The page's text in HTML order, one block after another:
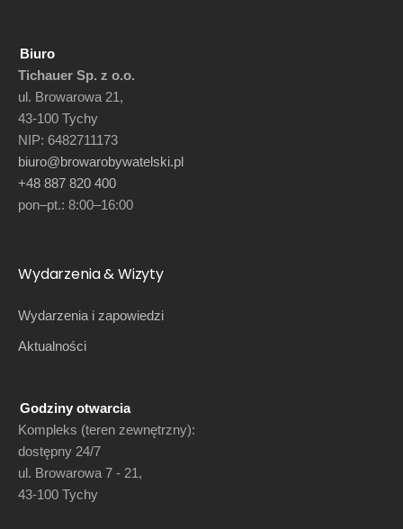
Biuro
Tichauer Sp. z o.o.
ul. Browarowa 21,
43-100 Tychy
NIP: 6482711173
biuro@browarobywatelski.pl
+48 887 820 400
pon–pt.: 8:00–16:00
Wydarzenia & Wizyty
Wydarzenia i zapowiedzi
Aktualności
Godziny otwarcia
Kompleks (teren zewnętrzny):
dostępny 24/7
ul. Browarowa 7 - 21,
43-100 Tychy